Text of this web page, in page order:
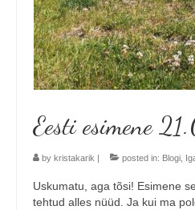
Eesti esimene
by kristakarik | posted in: Blogi
Uskumatu, aga tõsi! Esimene
tehtud alles nüüd. Ja kui ma